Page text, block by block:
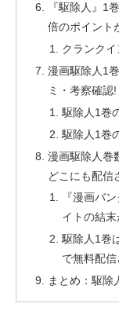
『駆除人』1
倍のポイント
クランク
漫画駆除人1
ミ・考察確認!
駆除人1巻
駆除人1巻
漫画駆除人巻
どこにも配信
『漫画バ
イトの結末
駆除人1巻
で無料配
まとめ：駆除